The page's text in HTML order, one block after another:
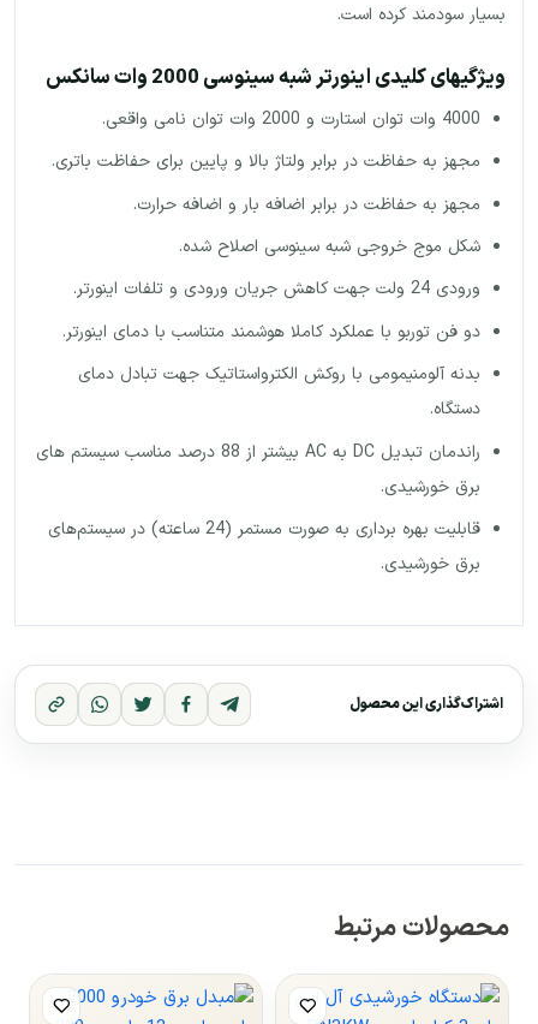
بسیار سودمند کرده است.
ویژگیهای کلیدی اینورتر شبه سینوسی 2000 وات سانکس
4000 وات توان استارت و 2000 وات توان نامی واقعی.
مجهز به حفاظت در برابر ولتاژ بالا و پایین برای حفاظت باتری.
مجهز به حفاظت در برابر اضافه بار و اضافه حرارت.
شکل موج خروجی شبه سینوسی اصلاح شده.
ورودی 24 ولت جهت کاهش جریان ورودی و تلفات اینورتر.
دو فن توربو با عملکرد کاملا هوشمند متناسب با دمای اینورتر.
بدنه آلومنیمومی با روکش الکترواستاتیک جهت تبادل دمای
دستگاه.
راندمان تبدیل DC به AC بیشتر از 88 درصد مناسب سیستم های
برق خورشیدی.
قابلیت بهره برداری به صورت مستمر (24 ساعته) در سیستم‌های
برق خورشیدی.
اشتراک‌گذاری این محصول
محصولات مرتبط